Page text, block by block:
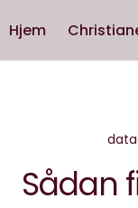
Hjem
Sådan